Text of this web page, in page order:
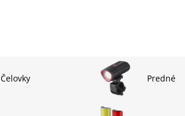
Čelovky Predné